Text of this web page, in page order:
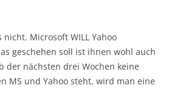
Microsoft WILL Yahoo
geschehen soll ist ihnen wohl auch
der nächsten drei Wochen keine
MS und Yahoo steht, wird man eine